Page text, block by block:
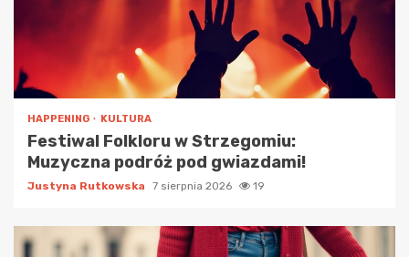
HAPPENING KULTURA
Festiwal Folkloru w Strzegomiu:
Muzyczna podróż pod gwiazdami!
Justyna Rutkowska 7 sierpnia 2026 19